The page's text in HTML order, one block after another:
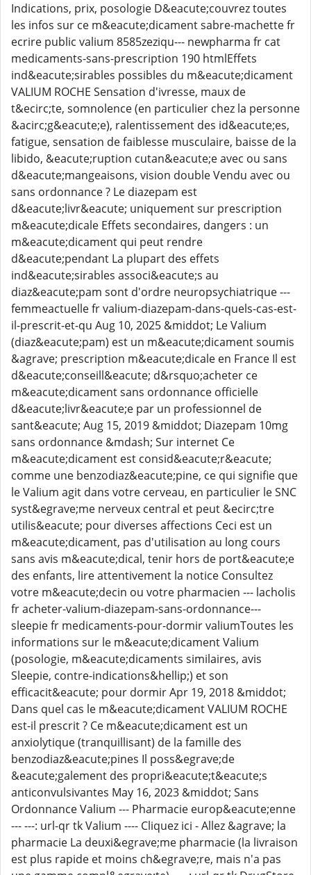
Indications, prix, posologie D&eacute;couvrez toutes
les infos sur ce m&eacute;dicament sabre-machette fr
ecrire public valium 8585zeziqu--- newpharma fr cat
medicaments-sans-prescription 190 htmlEffets
ind&eacute;sirables possibles du m&eacute;dicament
VALIUM ROCHE Sensation d'ivresse, maux de
t&ecirc;te, somnolence (en particulier chez la personne
&acirc;g&eacute;e), ralentissement des id&eacute;es,
fatigue, sensation de faiblesse musculaire, baisse de la
libido, &eacute;ruption cutan&eacute;e avec ou sans
d&eacute;mangeaisons, vision double Vendu avec ou
sans ordonnance ? Le diazepam est
d&eacute;livr&eacute; uniquement sur prescription
m&eacute;dicale Effets secondaires, dangers : un
m&eacute;dicament qui peut rendre
d&eacute;pendant La plupart des effets
ind&eacute;sirables associ&eacute;s au
diaz&eacute;pam sont d'ordre neuropsychiatrique ---
femmeactuelle fr valium-diazepam-dans-quels-cas-est-
il-prescrit-et-qu Aug 10, 2025 &middot; Le Valium
(diaz&eacute;pam) est un m&eacute;dicament soumis
&agrave; prescription m&eacute;dicale en France Il est
d&eacute;conseill&eacute; d&rsquo;acheter ce
m&eacute;dicament sans ordonnance officielle
d&eacute;livr&eacute;e par un professionnel de
sant&eacute; Aug 15, 2019 &middot; Diazepam 10mg
sans ordonnance &mdash; Sur internet Ce
m&eacute;dicament est consid&eacute;r&eacute;
comme une benzodiaz&eacute;pine, ce qui signifie que
le Valium agit dans votre cerveau, en particulier le SNC
syst&egrave;me nerveux central et peut &ecirc;tre
utilis&eacute; pour diverses affections Ceci est un
m&eacute;dicament, pas d'utilisation au long cours
sans avis m&eacute;dical, tenir hors de port&eacute;e
des enfants, lire attentivement la notice Consultez
votre m&eacute;decin ou votre pharmacien --- lacholis
fr acheter-valium-diazepam-sans-ordonnance---
sleepie fr medicaments-pour-dormir valiumToutes les
informations sur le m&eacute;dicament Valium
(posologie, m&eacute;dicaments similaires, avis
Sleepie, contre-indications&hellip;) et son
efficacit&eacute; pour dormir Apr 19, 2018 &middot;
Dans quel cas le m&eacute;dicament VALIUM ROCHE
est-il prescrit ? Ce m&eacute;dicament est un
anxiolytique (tranquillisant) de la famille des
benzodiaz&eacute;pines Il poss&egrave;de
&eacute;galement des propri&eacute;t&eacute;s
anticonvulsivantes May 16, 2023 &middot; Sans
Ordonnance Valium --- Pharmacie europ&eacute;enne
--- ---: url-qr tk Valium ---- Cliquez ici - Allez &agrave; la
pharmacie La deuxi&egrave;me pharmacie (la livraison
est plus rapide et moins ch&egrave;re, mais n'a pas